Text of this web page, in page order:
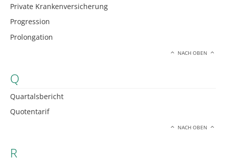
Private Krankenversicherung
Progression
Prolongation
NACH OBEN
Q
Quartalsbericht
Quotentarif
NACH OBEN
R